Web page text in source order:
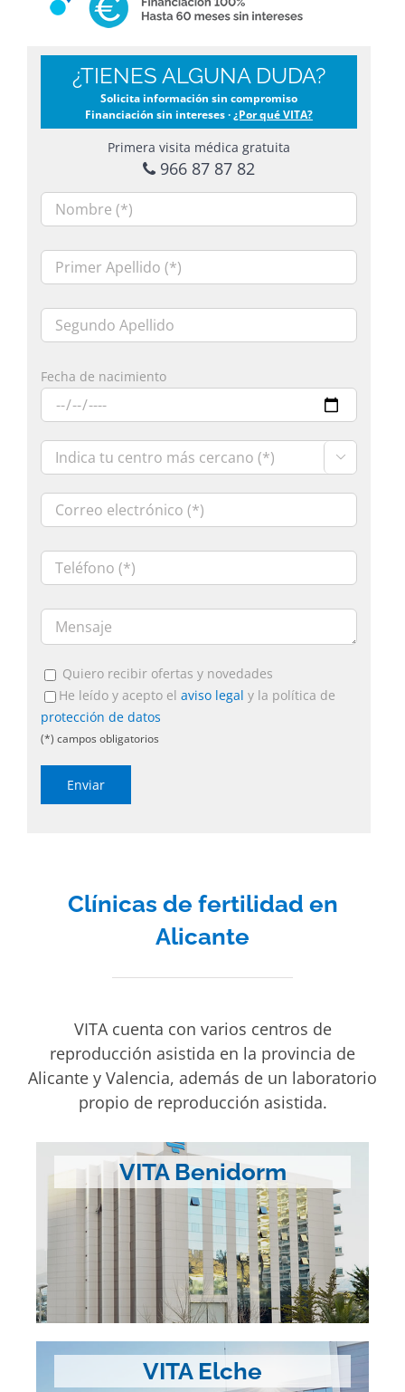
¿TIENES ALGUNA DUDA?
Solicita información sin compromiso
Financiación sin intereses ·¿Por qué VITA?
Primera visita médica gratuita
966 87 87 82
Fecha de nacimiento

Quiero recibir ofertas y novedades
He leído y acepto el aviso legal y la política de
protección de datos
(*) campos obligatorios
campoClínicas de fertilidad en
Alicante
VITA cuenta con varios centros de
reproducción asistida en la provincia de
Alicante y Valencia, además de un laboratorio
propio de reproducción asistida.
VITA Benidorm
VITA Elche